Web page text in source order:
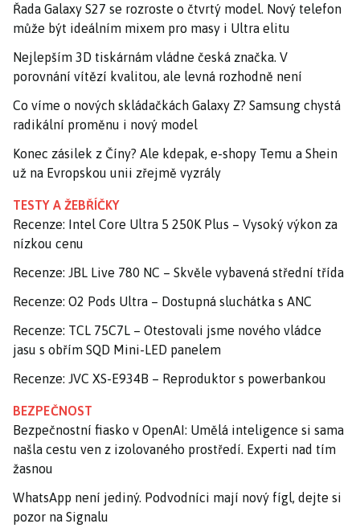
Řada Galaxy S27 se rozroste o čtvrtý model. Nový telefon
může být ideálním mixem pro masy i Ultra elitu
Nejlepším 3D tiskárnám vládne česká značka. V
porovnání vítězí kvalitou, ale levná rozhodně není
Co víme o nových skládačkách Galaxy Z? Samsung chystá
radikální proměnu i nový model
Konec zásilek z Číny? Ale kdepak, e-shopy Temu a Shein
už na Evropskou unii zřejmě vyzrály
TESTY A ŽEBŘÍČKY
Recenze: Intel Core Ultra 5 250K Plus – Vysoký výkon za
nízkou cenu
Recenze: JBL Live 780 NC – Skvěle vybavená střední třída
Recenze: O2 Pods Ultra – Dostupná sluchátka s ANC
Recenze: TCL 75C7L – Otestovali jsme nového vládce
jasu s obřím SQD Mini-LED panelem
Recenze: JVC XS-E934B – Reproduktor s powerbankou
BEZPEČNOST
Bezpečnostní fiasko v OpenAI: Umělá inteligence si sama
našla cestu ven z izolovaného prostředí. Experti nad tím
žasnou
WhatsApp není jediný. Podvodníci mají nový fígl, dejte si
pozor na Signalu